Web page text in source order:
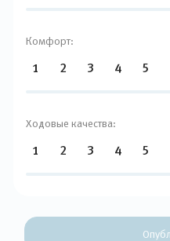
Комфорт:
1 2 3 4 5
Ходовые качества:
1 2 3 4 5